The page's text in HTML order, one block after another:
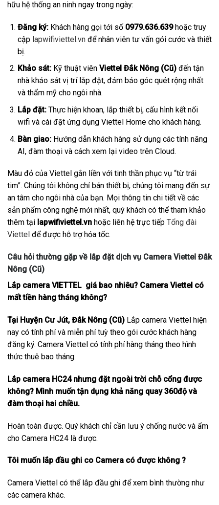
hữu hệ thống an ninh ngay trong ngày:
Đăng ký:Khách hàng gọi tới số 0979.636.639hoặc truy
cập lapwifiviettel.vnđể nhân viên tư vấn gói cước và thiết
bị.
Khảo sát:Kỹ thuật viên Viettel Đắk Nông (Cũ)đến tận
nhà khảo sát vị trí lắp đặt, đảm bảo góc quét rộng nhất
và thẩm mỹ cho ngôi nhà.
Lắp đặt:Thực hiện khoan, lắp thiết bị, cấu hình kết nối
wifi và cài đặt ứng dụng Viettel Home cho khách hàng.
Bàn giao:Hướng dẫn khách hàng sử dụng các tính năng
AI, đàm thoại và cách xem lại video trên Cloud.
Màu đỏ của Viettel gắn liền với tinh thần phục vụ “từ trái
tim”. Chúng tôi không chỉ bán thiết bị, chúng tôi mang đến sự
an tâm cho ngôi nhà của bạn. Mọi thông tin chi tiết về các
sản phẩm công nghệ mới nhất, quý khách có thể tham khảo
thêm tại lapwifiviettel.vn hoặc liên hệ trực tiếp Tổng đài
Viettel để được hỗ trợ hỏa tốc.
Câu hỏi thường gặp về lắp đặt dịch vụ Camera Viettel Đắk
Nông (Cũ)
Lắp camera VIETTEL giá bao nhiêu? Camera Viettel có
mất tiền hàng tháng không?
Tại Huyện Cư Jút, Đắk Nông (Cũ) Lắp camera Viettel hiện
nay có tính phí và miễn phí tuỳ theo gói cước khách hàng
đăng ký. Camera Viettel có tính phí hàng tháng theo hình
thức thuê bao tháng.
Lắp camera HC24 nhưng đặt ngoài trời chỗ cổng được
không? Mình muốn tận dụng khả năng quay 360độ và
đàm thoại hai chiều.
Hoàn toàn được. Quý khách chỉ cần lưu ý chống nước và ẩm
cho Camera HC24 là được.
Tôi muốn lắp đầu ghi co Camera có được không ?
Camera Viettel có thể lắp đầu ghi để xem bình thường như
các camera khác.